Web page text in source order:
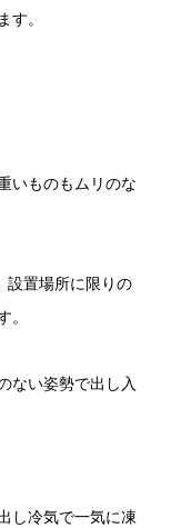
。
いものもムリのな
設置場所に限りの
ない姿勢で出し入
し冷気で一気に凍